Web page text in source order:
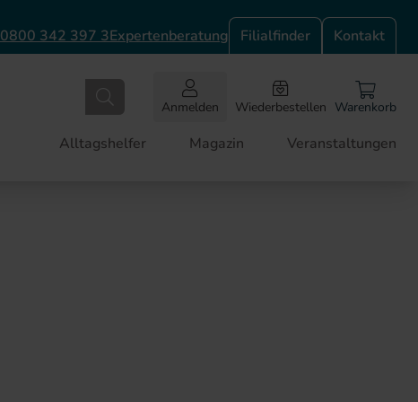
0800 342 397 3Expertenberatung Filialfinder Kontakt
Anmelden Wiederbestellen Warenkorb
Alltagshelfer Magazin Veranstaltungen